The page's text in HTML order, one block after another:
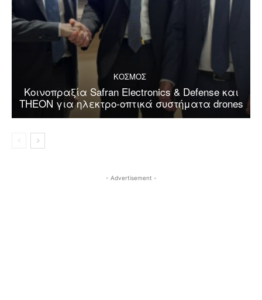
ΚΟΣΜΟΣ
Κοινοπραξία Safran Electronics & Defense και
THEON για ηλεκτρο-οπτικά συστήματα drones
- Advertisement -